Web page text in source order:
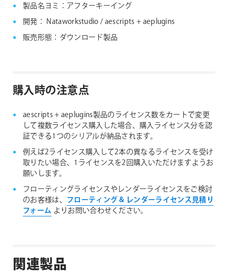
製品名ヨミ：アフターキーイング
開発： Nataworkstudio / aescripts + aeplugins
販売形態：ダウンロード製品
購入時の注意点
aescripts + aeplugins製品のライセンス数をカートで変更
して複数ライセンス購入した場合、購入ライセンス分を認
証できる1つのシリアルが納品されます。
例えば2ライセンス購入して2本の異なるライセンスを受け
取りたい場合、1ライセンスを2回購入いただけますようお
願いします。
フローティングライセンスやレンダーライセンスをご検討
のお客様は、 フローティング & レンダーライセンス見積り
フォーム よりお問い合わせください。
関連製品